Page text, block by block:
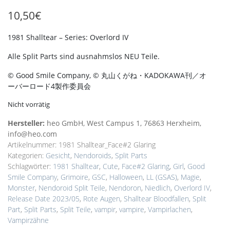
10,50€
1981 Shalltear – Series: Overlord IV
Alle Split Parts sind ausnahmslos NEU Teile.
© Good Smile Company, © 丸山くがね・KADOKAWA刊／オ
ーバーロード4製作委員会
Nicht vorrätig
Hersteller: heo GmbH, West Campus 1, 76863 Herxheim,
info@heo.com
Artikelnummer: 1981 Shalltear_Face#2 Glaring
Kategorien: Gesicht, Nendoroids, Split Parts
Schlagwörter: 1981 Shalltear, Cute, Face#2 Glaring, Girl, Good
Smile Company, Grimoire, GSC, Halloween, LL (GSAS), Magie,
Monster, Nendoroid Split Teile, Nendoron, Niedlich, Overlord IV,
Release Date 2023/05, Rote Augen, Shalltear Bloodfallen, Split
Part, Split Parts, Split Teile, vampir, vampire, Vampirlachen,
Vampirzähne